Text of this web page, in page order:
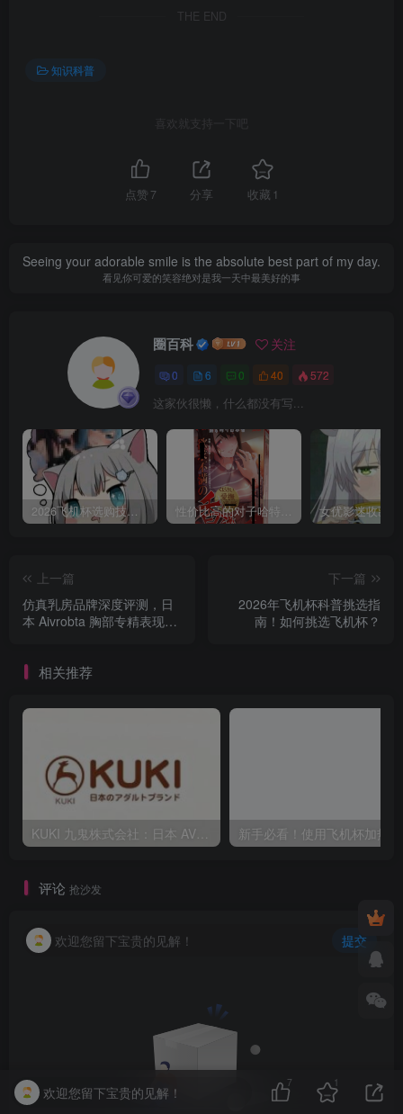
THE END
知识科普
喜欢就支持一下吧
点赞 7 分享 收藏 1
Seeing your adorable smile is the absolute best part of my day.
看见你可爱的笑容绝对是我一天中最美好的事
圈百科 关注
0 6 0 40 572
这家伙很懒，什么都没有写...
2026飞机杯选购技巧：从决策树到参数表，新手避坑全攻略 性价比高的对子哈特平替推荐：百元档高刺激飞机杯选购指南
上一篇
仿真乳房品牌深度评测，日
本 Aivrobta 胸部专精表现突
下一篇
2026年飞机杯科普挑选指
南！如何挑选飞机杯？
相关推荐
评论 抢沙发
欢迎您留下宝贵的见解！ 提交
欢迎您留下宝贵的见解！
7 1